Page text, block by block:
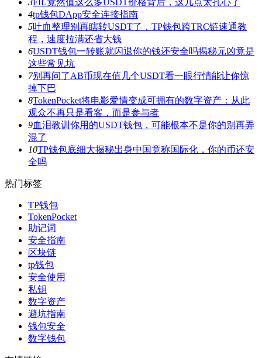
3FIL竟然值这么多USDT价格背后，这几点太扎心了
4tp钱包DApp安全连接指南
5吐血整理别再瞎转USDT了，TP钱包跨TRC链速通教
程，速度拉满还省大钱
6USDT钱包一转账就闪退你的钱还安全吗揭秘元凶竟是
这些常见坑
7别再问了AB币现在值几个USDT看一眼行情能让你惊
掉下巴
8TokenPocket将电影爱情变成可拥有的数字资产：从此
观众不再只是看客，而是参与者
9血泪教训你用的USDT钱包，可能根本不是你的别再弄
混了
10TP钱包底细大揭秘出身中国竟称国际化，你的币还安
全吗
热门标签
TP钱包
TokenPocket
助记词
安全指南
区块链
tp钱包
安全使用
私钥
数字资产
避坑指南
钱包安全
数字钱包